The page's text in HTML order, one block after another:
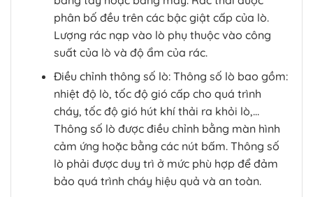
phân bố đều trên các bậc giật cấp của lò.
Lượng rác nạp vào lò phụ thuộc vào công
suất của lò và độ ẩm của rác.
Điều chỉnh thông số lò: Thông số lò bao gồm:
nhiệt độ lò, tốc độ gió cấp cho quá trình
cháy, tốc độ gió hút khí thải ra khỏi lò,…
Thông số lò được điều chỉnh bằng màn hình
cảm ứng hoặc bằng các nút bấm. Thông số
lò phải được duy trì ở mức phù hợp để đảm
bảo quá trình cháy hiệu quả và an toàn.